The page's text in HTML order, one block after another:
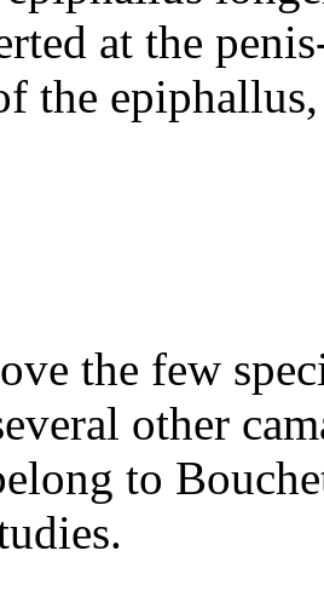
at the
the
the few
other
to